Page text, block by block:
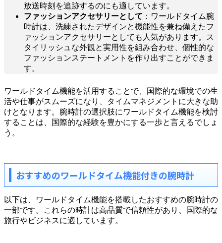
放送時刻を追跡するのにも適しています。
ファッションアクセサリーとして ：ワールドタイム腕
時計は、洗練されたデザインと機能性を兼ね備えたフ
ァッションアクセサリーとしても人気があります。ス
タイリッシュな外観と実用性を組み合わせ、個性的な
ファッションステートメントを作り出すことができま
す。
ワールドタイム機能を活用することで、国際的な環境での生
活や仕事がスムーズになり、タイムマネジメントに大きな助
けとなります。腕時計の選択肢にワールドタイム機能を検討
することは、国際的な経験を豊かにする一歩と言えるでしょ
う。
おすすめのワールドタイム機能付きの腕時計
以下は、ワールドタイム機能を搭載したおすすめの腕時計の
一部です。これらの時計は高品質で信頼性があり、国際的な
旅行やビジネスに適しています。